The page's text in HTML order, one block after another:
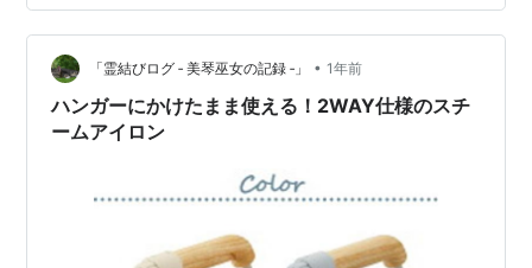
ない家電のひとつです。 自分の生活スタイルに合ったモ
デルを選ぶことで、アイロンがけのストレスを減らし、
仕上がりも格段に良くなります。 どちらを選ぶべきか悩
んでいる方は、ぜひこの記事を参考にして、納得のいく
アイロン…
「霊結びログ ‐ 美琴巫女の記録 ‐」 • 1年前
ハンガーにかけたまま使える！2WAY仕様のスチ
ームアイロン